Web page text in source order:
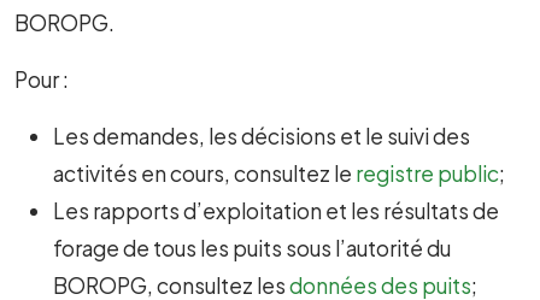
BOROPG.
Pour :
Les demandes, les décisions et le suivi des
activités en cours, consultez le registre public;
Les rapports d’exploitation et les résultats de
forage de tous les puits sous l’autorité du
BOROPG, consultez lesdonnées des puits;